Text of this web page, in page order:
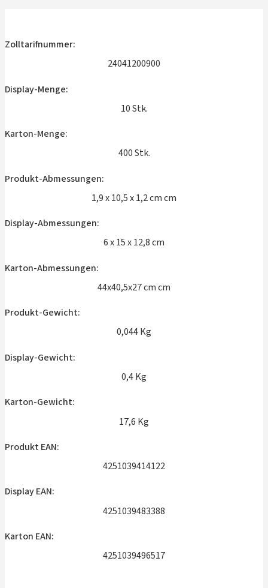
Zolltarifnummer:
24041200900
Display-Menge:
10 Stk.
Karton-Menge:
400 Stk.
Produkt-Abmessungen:
1,9 x 10,5 x 1,2 cm cm
Display-Abmessungen:
6 x 15 x 12,8 cm
Karton-Abmessungen:
44x40,5x27 cm cm
Produkt-Gewicht:
0,044 Kg
Display-Gewicht:
0,4 Kg
Karton-Gewicht:
17,6 Kg
Produkt EAN:
4251039414122
Display EAN:
4251039483388
Karton EAN:
4251039496517